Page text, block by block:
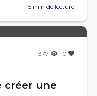
5 min de lecture
377 | 0
créer une